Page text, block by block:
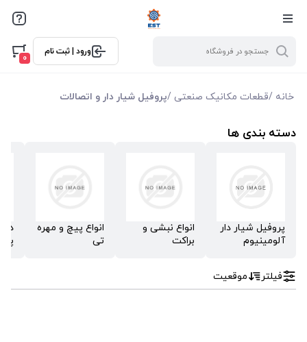
ورود | ثبت نام
0
خانه /قطعات مکانیک صنعتی /پروفیل شیار دار و اتصالات
دسته بندی ها
پروفیل شیار دار
آلومینیوم
انواع نبشی و
براکت
انواع پیچ و مهره
تی
در
فیلتر بر اساس قیمت
فیلتر موقعیت